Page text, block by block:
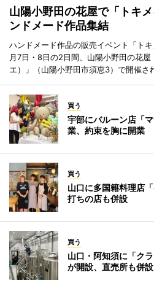
山陽小野田の花屋で「トキ
ンドメード作品集結
ハンドメード作品の販売イベント「ト
月7日・8日の2日間、山陽小野田の花
エ）」（山陽小野田市須恵3）で開催さ
買う
宇部にバルーン店「
業、約束を胸に開業
買う
山口に多国籍料理店
打ちの店も併設
買う
山口・阿知須に「ク
が開設、直売所も併設